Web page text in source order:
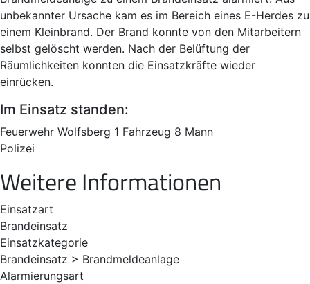
unbekannter Ursache kam es im Bereich eines E-Herdes zu
einem Kleinbrand. Der Brand konnte von den Mitarbeitern
selbst gelöscht werden. Nach der Belüftung der
Räumlichkeiten konnten die Einsatzkräfte wieder
einrücken.
Im Einsatz standen:
Feuerwehr Wolfsberg 1 Fahrzeug 8 Mann
Polizei
Weitere Informationen
Einsatzart
Brandeinsatz
Einsatzkategorie
Brandeinsatz > Brandmeldeanlage
Alarmierungsart